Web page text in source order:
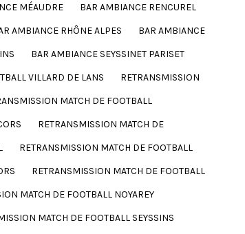
MÉAUDRE
BAR AMBIANCE RENCUREL
AMBIANCE RHÔNE ALPES
BAR AMBIANCE
BAR AMBIANCE SEYSSINET PARISET
VILLARD DE LANS
RETRANSMISSION
MATCH DE FOOTBALL
RETRANSMISSION MATCH DE
RETRANSMISSION MATCH DE FOOTBALL
RETRANSMISSION MATCH DE FOOTBALL
MATCH DE FOOTBALL NOYAREY
MATCH DE FOOTBALL SEYSSINS